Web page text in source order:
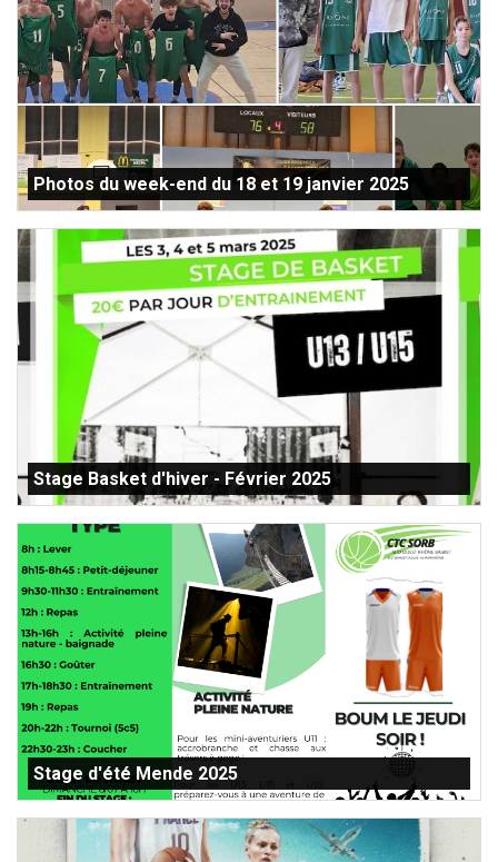
Photos du week-end du 18 et 19 janvier 2025
Stage Basket d'hiver - Février 2025
Stage d'été Mende 2025